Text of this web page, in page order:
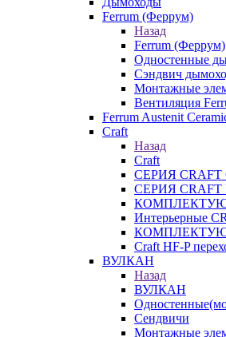
Ferrum (Феррум)
Назад
Ferrum (Феррум)
Одностенные
Сэндвич
Монтажные
Вентиляция
Ferrum Austenit
Craft
Назад
Craft
СЕРИЯ CRAFT
СЕРИЯ CRAFT
Интерьерные
Craft HF-P
ВУЛКАН
Назад
ВУЛКАН
Сендвичи
Монтажные